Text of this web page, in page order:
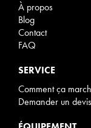
À propos
Blog
Contact
FAQ
SERVICE
Comment ça
Demander un devis